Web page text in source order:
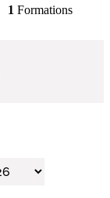
1 Formations